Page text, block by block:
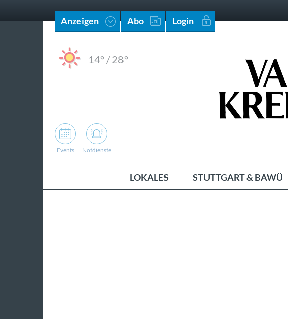
Anzeigen Abo Login
14° /28°
Events Notdienste
LOKALES STUTTGART & BAWÜ